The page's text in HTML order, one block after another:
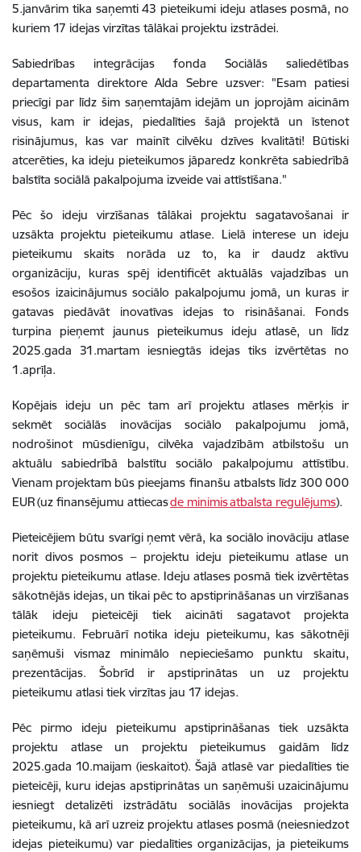
5.janvārim tika saņemti 43 pieteikumi ideju atlases posmā, no
kuriem 17 idejas virzītas tālākai projektu izstrādei.
Sabiedrības integrācijas fonda Sociālās saliedētības
departamenta direktore Alda Sebre uzsver: "Esam patiesi
priecīgi par līdz šim saņemtajām idejām un joprojām aicinām
visus, kam ir idejas, piedalīties šajā projektā un īstenot
risinājumus, kas var mainīt cilvēku dzīves kvalitāti! Būtiski
atcerēties, ka ideju pieteikumos jāparedz konkrēta sabiedrībā
balstīta sociālā pakalpojuma izveide vai attīstīšana."
Pēc šo ideju virzīšanas tālākai projektu sagatavošanai ir
uzsākta projektu pieteikumu atlase. Lielā interese un ideju
pieteikumu skaits norāda uz to, ka ir daudz aktīvu
organizāciju, kuras spēj identificēt aktuālās vajadzības un
esošos izaicinājumus sociālo pakalpojumu jomā, un kuras ir
gatavas piedāvāt inovatīvas idejas to risināšanai. Fonds
turpina pieņemt jaunus pieteikumus ideju atlasē, un līdz
2025.gada 31.martam iesniegtās idejas tiks izvērtētas no
1.aprīļa.
Kopējais ideju un pēc tam arī projektu atlases mērķis ir
sekmēt sociālās inovācijas sociālo pakalpojumu jomā,
nodrošinot mūsdienīgu, cilvēka vajadzībām atbilstošu un
aktuālu sabiedrībā balstītu sociālo pakalpojumu attīstību.
Vienam projektam būs pieejams finanšu atbalsts līdz 300 000
EUR (uz finansējumu attiecasde minimis atbalsta regulējums).
Pieteicējiem būtu svarīgi ņemt vērā, ka sociālo inovāciju atlase
norit divos posmos – projektu ideju pieteikumu atlase un
projektu pieteikumu atlase. Ideju atlases posmā tiek izvērtētas
sākotnējās idejas, un tikai pēc to apstiprināšanas un virzīšanas
tālāk ideju pieteicēji tiek aicināti sagatavot projekta
pieteikumu. Februārī notika ideju pieteikumu, kas sākotnēji
saņēmuši vismaz minimālo nepieciešamo punktu skaitu,
prezentācijas. Šobrīd ir apstiprinātas un uz projektu
pieteikumu atlasi tiek virzītas jau 17 idejas.
Pēc pirmo ideju pieteikumu apstiprināšanas tiek uzsākta
projektu atlase un projektu pieteikumus gaidām līdz
2025.gada 10.maijam (ieskaitot). Šajā atlasē var piedalīties tie
pieteicēji, kuru idejas apstiprinātas un saņēmuši uzaicinājumu
iesniegt detalizēti izstrādātu sociālās inovācijas projekta
pieteikumu, kā arī uzreiz projektu atlases posmā (neiesniedzot
idejas pieteikumu) var piedalīties organizācijas, ja pieteikums